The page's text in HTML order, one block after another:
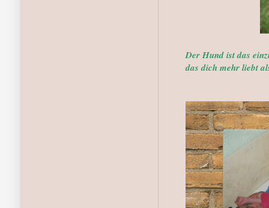
Der Hund ist das
das dich mehr liebt